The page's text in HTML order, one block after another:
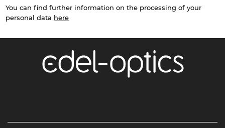
You can find further information on the processing of your
personal data here